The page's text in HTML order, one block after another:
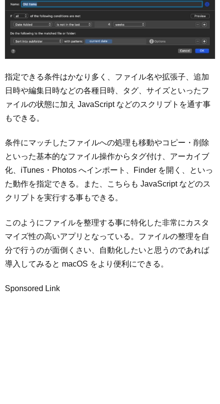
指定できる条件はかなり多く、ファイル名や拡張子、追加
日時や編集日時などの各種日時、タグ、サイズといったフ
ァイルの状態に加え JavaScript などのスクリプトを通す事
もできる。
条件にマッチしたファイルへの処理も移動やコピー・削除
といった基本的なファイル操作からタグ付け、アーカイブ
化、iTunes・Photos へインポート、Finder を開く、といっ
た動作を指定できる。また、こちらも JavaScript などのス
クリプトを実行する事もできる。
このようにファイルを整理する事に特化した非常にカスタ
マイズ性の高いアプリとなっている。ファイルの整理を自
分で行うのが面倒くさい、自動化したいと思うのであれば
導入してみると macOS をより便利にできる。
Sponsored Link